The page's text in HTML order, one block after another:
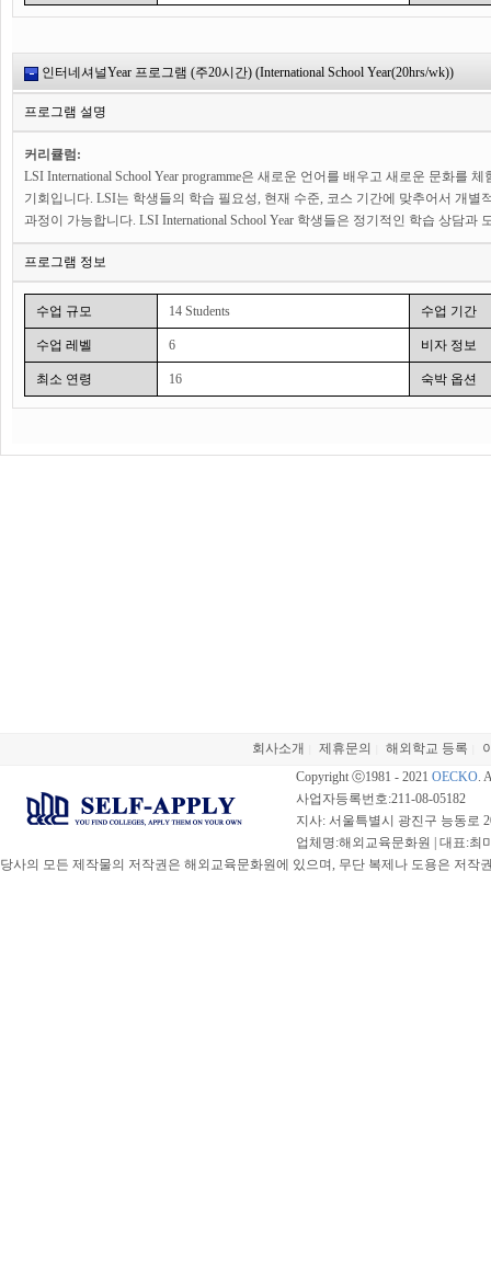
인터네셔널Year 프로그램 (주20시간) (International School Year(20hrs/wk))
프로그램 설명
커리큘럼:
LSI International School Year programme은 새로운 언어를 배우고 새로운 문화를
기회입니다. LSI는 학생들의 학습 필요성, 현재 수준, 코스 기간에 맞추어서 개
과정이 가능합니다. LSI International School Year 학생들은 정기적인 학습 상담
생각하는 학생들은 Modular french for Business Course를 선택할 수 있습니다. 수
의사소통 기술을 배웁니다. 수업은 말하기, 듣기, 읽기, 쓰기를 통해 문법, 어휘,
자료, 신문, 잡지 등 다양한 학습 자료를 활용합니다. 이 과정은 LSI 센터에서 오
의사 소통 기술을 빠르게 향상시키게 될 것입니다. 매일 2개 수업에서 문법, 어
읽기, 쓰기에 집중합니다. 주교재와 함께 role-play, 현지 자료, 신문, 잡지 등 다양
intermediate level 까지, 일주일에 20번 수업을 제공합니다.
프로그램 정보
수업 규모 14 Students 수업 기간
수업 레벨 6 비자 정보
최소 연령 16 숙박 옵션
회사소개 제휴문의 해외학교 등록
Copyright ⓒ1981 - 2021 OECKO.
사업자등록번호:211-08-05182
지사: 서울특별시 광진구 능동로
업체명:해외교육문화원 | 대표:최
당사의 모든 제작물의 저작권은 해외교육문화원에 있으며, 무단 복제나 도용은 저